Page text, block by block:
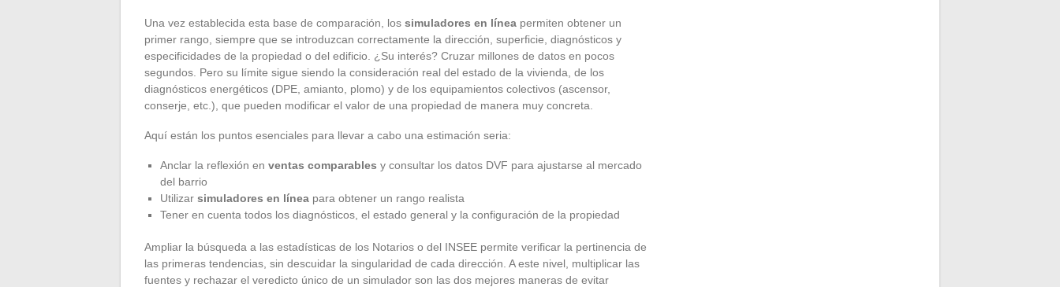
Una vez establecida esta base de comparación, los simuladores en línea permiten obtener un
primer rango, siempre que se introduzcan correctamente la dirección, superficie, diagnósticos y
especificidades de la propiedad o del edificio. ¿Su interés? Cruzar millones de datos en pocos
segundos. Pero su límite sigue siendo la consideración real del estado de la vivienda, de los
diagnósticos energéticos (DPE, amianto, plomo) y de los equipamientos colectivos (ascensor,
conserje, etc.), que pueden modificar el valor de una propiedad de manera muy concreta.
Aquí están los puntos esenciales para llevar a cabo una estimación seria:
Anclar la reflexión en ventas comparables y consultar los datos DVF para ajustarse al mercado
del barrio
Utilizar simuladores en línea para obtener un rango realista
Tener en cuenta todos los diagnósticos, el estado general y la configuración de la propiedad
Ampliar la búsqueda a las estadísticas de los Notarios o del INSEE permite verificar la pertinencia de
las primeras tendencias, sin descuidar la singularidad de cada dirección. A este nivel, multiplicar las
fuentes y rechazar el veredicto único de un simulador son las dos mejores maneras de evitar